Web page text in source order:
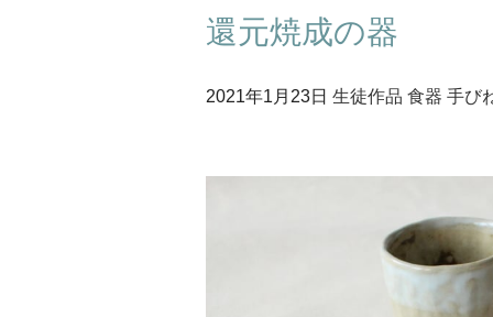
還元焼成の器
2021年1月23日 生徒作品 食器 手び